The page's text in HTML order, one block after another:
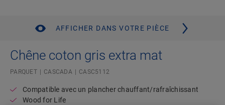
AFFICHER DANS VOTRE PIÈCE
Chêne coton gris extra mat
PARQUET CASCADA CASC5112
Compatible avec un plancher chauffant/rafraîchissant
Wood for Life